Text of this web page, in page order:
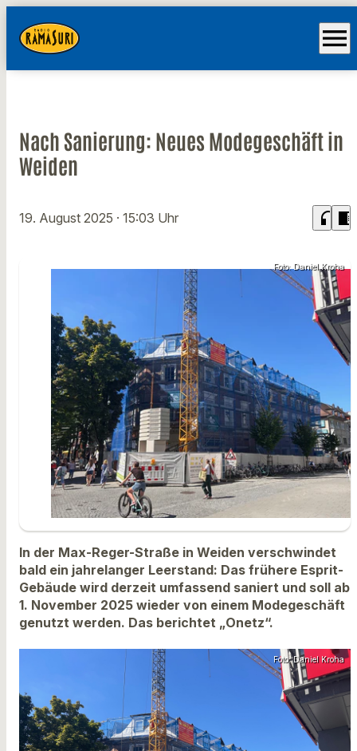
menu
Nach Sanierung: Neues Modegeschäft in
Weiden
19. August 2025 · 15:03 Uhr headphones chrome_reader_mode
Foto: Daniel Kroha
In der Max-Reger-Straße in Weiden verschwindet
bald ein jahrelanger Leerstand: Das frühere Esprit-
Gebäude wird derzeit umfassend saniert und soll ab
1. November 2025 wieder von einem Modegeschäft
genutzt werden. Das berichtet „Onetz“.
Foto: Daniel Kroha